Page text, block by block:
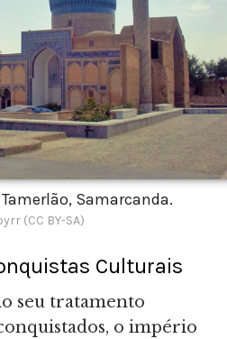
Samarcanda.
(CC BY-SA)
Culturais
seu tratamento
o império